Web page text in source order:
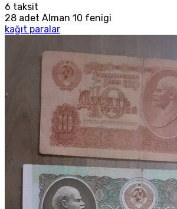
6 taksit
28 adet Alman 10 fenigi
kağıt paralar